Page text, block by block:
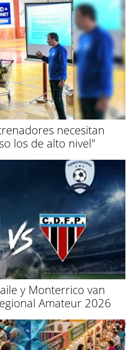
necesitan
los de alto nivel"
y Monterrico van
Amateur 2026